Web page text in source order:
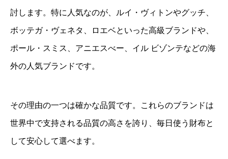
討します。特に人気なのが、ルイ・ヴィトンやグッチ、
ボッテガ・ヴェネタ、ロエベといった高級ブランドや、
ポール・スミス、アニエスべー、イル ビゾンテなどの海
外の人気ブランドです。
その理由の一つは確かな品質です。これらのブランドは
世界中で支持される品質の高さを誇り、毎日使う財布と
して安心して選べます。